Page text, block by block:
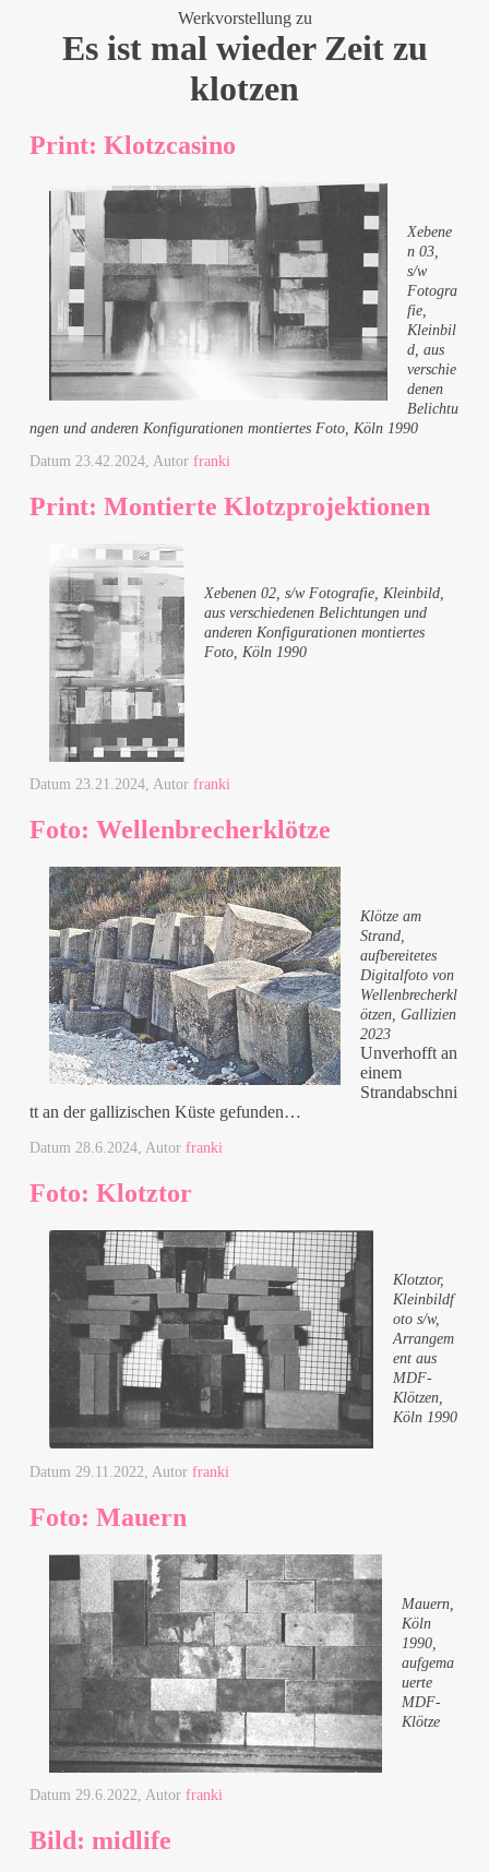
Werkvorstellung zu
Es ist mal wieder Zeit zu
klotzen
Print: Klotzcasino
Xebene
n 03,
s/w
Fotogra
fie,
Kleinbil
d, aus
verschie
denen
Belichtu
ngen und anderen Konfigurationen montiertes Foto, Köln 1990
Datum 23.42.2024 , Autorfranki
Print: Montierte Klotzprojektionen
Xebenen 02, s/w Fotografie, Kleinbild,
aus verschiedenen Belichtungen und
anderen Konfigurationen montiertes
Foto, Köln 1990
Datum23.21.2024, Autorfranki
Foto: Wellenbrecherklötze
Klötze am
Strand,
aufbereitetes
Digitalfoto von
Wellenbrecherkl
ötzen, Gallizien
2023
Unverhofft an
einem
Strandabschni
tt an der gallizischen Küste gefunden…
Datum28.6.2024, Autorfranki
Foto: Klotztor
Klotztor,
Kleinbildf
oto s/w,
Arrangem
ent aus
MDF-
Klötzen,
Köln 1990
Datum 29.11.2022 , Autorfranki
Foto: Mauern
Mauern,
Köln
1990,
aufgema
uerte
MDF-
Klötze
Datum29.6.2022, Autorfranki
Bild: midlife